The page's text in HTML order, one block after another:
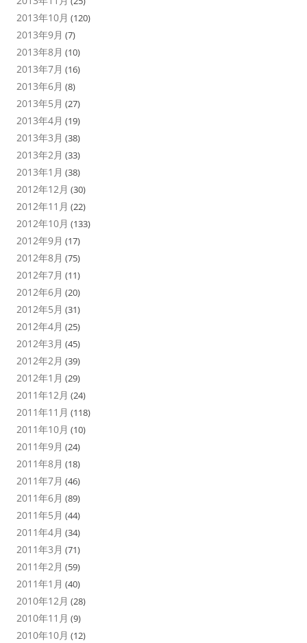
2013年10月 (120)
2013年9月 (7)
2013年8月 (10)
2013年7月 (16)
2013年6月 (8)
2013年5月 (27)
2013年4月 (19)
2013年3月 (38)
2013年2月 (33)
2013年1月 (38)
2012年12月 (30)
2012年11月 (22)
2012年10月 (133)
2012年9月 (17)
2012年8月 (75)
2012年7月 (11)
2012年6月 (20)
2012年5月 (31)
2012年4月 (25)
2012年3月 (45)
2012年2月 (39)
2012年1月 (29)
2011年12月 (24)
2011年11月 (118)
2011年10月 (10)
2011年9月 (24)
2011年8月 (18)
2011年7月 (46)
2011年6月 (89)
2011年5月 (44)
2011年4月 (34)
2011年3月 (71)
2011年2月 (59)
2011年1月 (40)
2010年12月 (28)
2010年11月 (9)
2010年10月 (12)